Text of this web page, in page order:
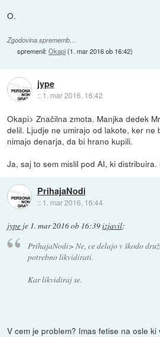
O.
Zgodovina sprememb…
spremenil:Okapi(1. mar 2016 ob 16:42)
jype
:: 1. mar 2016, 16:42
Okapi> Značilna zmota. Manjka dedek
delil. Ljudje ne umirajo od lakote, ker ne
nimajo denarja, da bi hrano kupili.
Ja, saj to sem mislil pod AI, ki distribuira.
PrihajaNodi
:: 1. mar 2016, 16:44
jype je 1. mar 2016 ob 16:39izjavil:
PrihajaNodi> Ne, ce delajo v škodo
potrebno likvidirati.
Kar likvidiraj se.
V cem je problem? Imas fetise na osle ki